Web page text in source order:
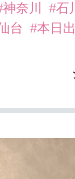
神奈川
#石
台 #本日